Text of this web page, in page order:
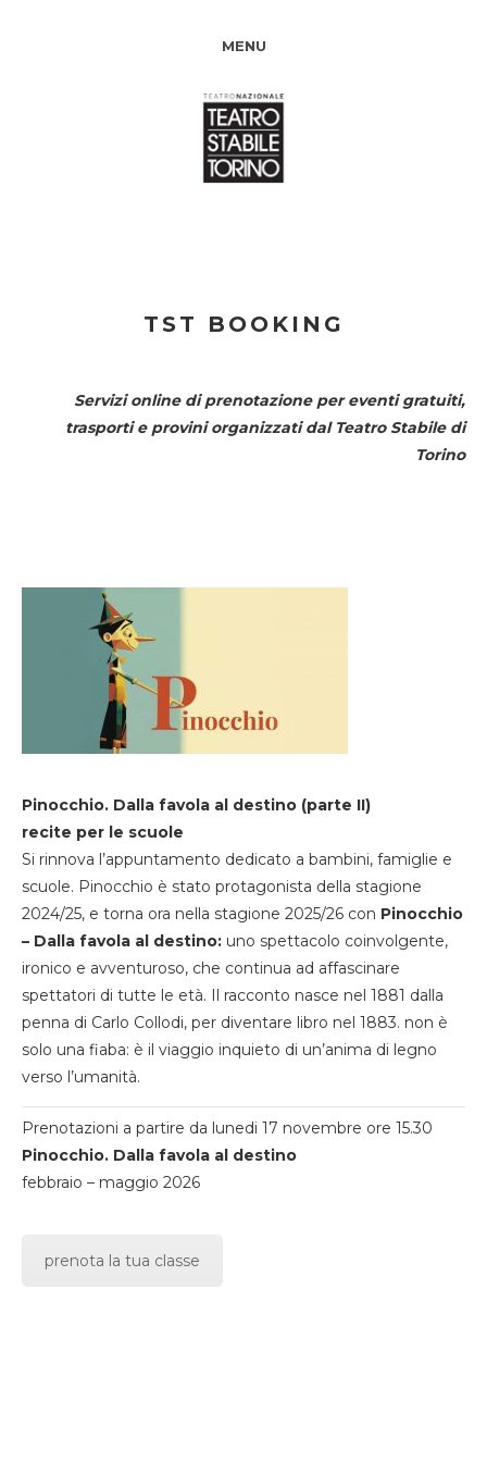
MENU
TST BOOKING
Servizi online di prenotazione per eventi gratuiti,
trasporti e provini organizzati dal Teatro Stabile di
Torino
Pinocchio. Dalla favola al destino (parte II)
recite per le scuole
Si rinnova l’appuntamento dedicato a bambini, famiglie e
scuole. Pinocchio è stato protagonista della stagione
2024/25, e torna ora nella stagione 2025/26 con Pinocchio
– Dalla favola al destino: uno spettacolo coinvolgente,
ironico e avventuroso, che continua ad affascinare
spettatori di tutte le età. Il racconto nasce nel 1881 dalla
penna di Carlo Collodi, per diventare libro nel 1883. non è
solo una fiaba: è il viaggio inquieto di un’anima di legno
verso l’umanità.
Prenotazioni a partire da lunedi 17 novembre ore 15.30
Pinocchio. Dalla favola al destino
febbraio – maggio 2026
prenota la tua classe